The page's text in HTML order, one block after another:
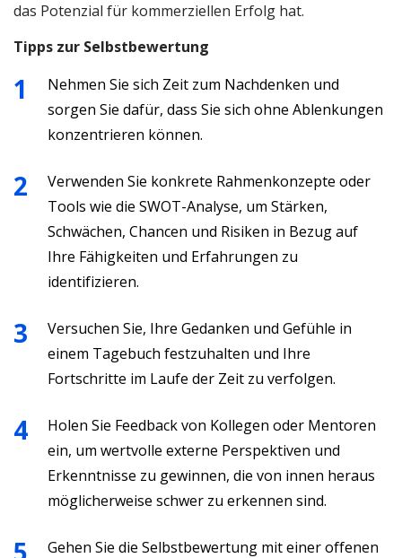
das Potenzial für kommerziellen Erfolg hat.
Tipps zur Selbstbewertung
Nehmen Sie sich Zeit zum Nachdenken und
sorgen Sie dafür, dass Sie sich ohne Ablenkungen
konzentrieren können.
Verwenden Sie konkrete Rahmenkonzepte oder
Tools wie die SWOT-Analyse, um Stärken,
Schwächen, Chancen und Risiken in Bezug auf
Ihre Fähigkeiten und Erfahrungen zu
identifizieren.
Versuchen Sie, Ihre Gedanken und Gefühle in
einem Tagebuch festzuhalten und Ihre
Fortschritte im Laufe der Zeit zu verfolgen.
Holen Sie Feedback von Kollegen oder Mentoren
ein, um wertvolle externe Perspektiven und
Erkenntnisse zu gewinnen, die von innen heraus
möglicherweise schwer zu erkennen sind.
Gehen Sie die Selbstbewertung mit einer offenen